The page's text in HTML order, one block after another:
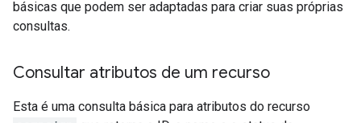
básicas que podem ser adaptadas para criar suas próprias
consultas.
Consultar atributos de um recurso
Esta é uma consulta básica para atributos do recurso